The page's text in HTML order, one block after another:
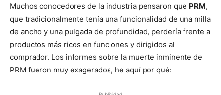
Muchos conocedores de la industria pensaron que PRM,
que tradicionalmente tenía una funcionalidad de una milla
de ancho y una pulgada de profundidad, perdería frente a
productos más ricos en funciones y dirigidos al
comprador. Los informes sobre la muerte inminente de
PRM fueron muy exagerados, he aquí por qué:
Publicidad